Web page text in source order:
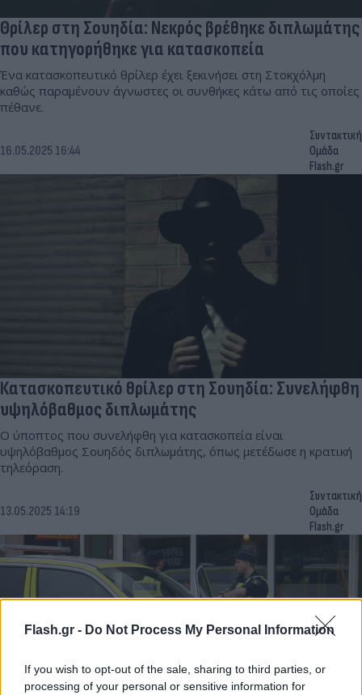
Flash.gr - Do Not Process My Personal Information
If you wish to opt-out of the sale, sharing to third parties, or
processing of your personal or sensitive information for
Θρίλερ στη Σουηδία: Νεκρός βρέθηκε διπλωμάτης
που κατηγορήθηκε για κατασκοπεία
Ένα κατασκοπευτικό θρίλερ έχει ξεκινήσει στη Στοκχόλμη
καθώς παραμένουν άγνωστες οι συνθήκες κάτω από τις οποίες
πέθανε.
16.05.2025 16:44
Συντακτική
Ομάδα
Flash.gr
Κατασκοπευτικό θρίλερ στη Σουηδία: Συνελήφθη
υψηλόβαθμος διπλωμάτης
Ο ύποπτος που συνελήφθη για κατασκοπεία είναι
υψηλόβαθμος Σουηδός διπλωμάτης, όπως μετέδωσε η κρατική
τηλεόραση.
13.05.2025 14:19
Συντακτική
Ομάδα
Flash.gr